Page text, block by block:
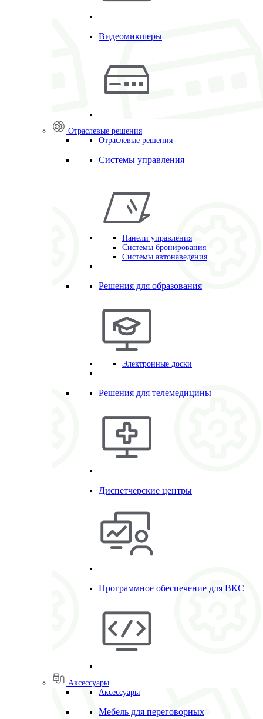
Видеомикшеры
Отраслевые решения
Отраслевые решения
Системы управления
Панели управления
Системы бронирования
Системы автонаведения
Решения для образования
Электронные доски
Решения для телемедицины
Диспетчерские центры
Программное обеспечение для ВКС
Аксессуары
Аксессуары
Мебель для переговорных